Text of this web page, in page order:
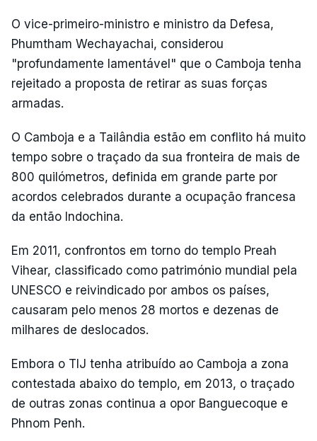
O vice-primeiro-ministro e ministro da Defesa,
Phumtham Wechayachai, considerou
"profundamente lamentável" que o Camboja tenha
rejeitado a proposta de retirar as suas forças
armadas.
O Camboja e a Tailândia estão em conflito há muito
tempo sobre o traçado da sua fronteira de mais de
800 quilómetros, definida em grande parte por
acordos celebrados durante a ocupação francesa
da então Indochina.
Em 2011, confrontos em torno do templo Preah
Vihear, classificado como património mundial pela
UNESCO e reivindicado por ambos os países,
causaram pelo menos 28 mortos e dezenas de
milhares de deslocados.
Embora o TIJ tenha atribuído ao Camboja a zona
contestada abaixo do templo, em 2013, o traçado
de outras zonas continua a opor Banguecoque e
Phnom Penh.